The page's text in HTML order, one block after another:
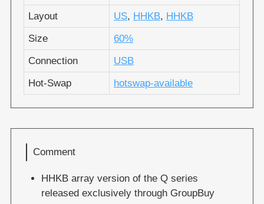
Layout
US, HHKB, HHKB
Size
60%
Connection
USB
Hot-Swap
hotswap-available
Comment
HHKB array version of the Q series
released exclusively through GroupBuy